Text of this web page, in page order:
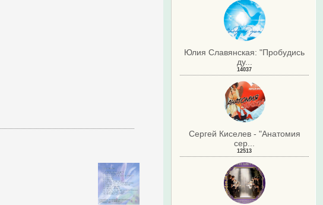
Юлия Славянская: "Пробудись
ду...
14037
Сергей Киселев - "Анатомия
сер...
12513